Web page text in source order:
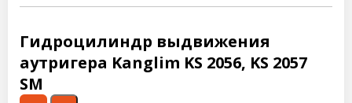
Гидроцилиндр выдвижения
аутригера Kanglim KS 2056, KS 2057
SM